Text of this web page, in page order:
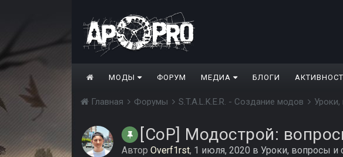
МОДЫ ФОРУМ МЕДИА БЛОГИ
Главная Форумы S.T.A.L.K.E.R. - Создание модов
[CoP] Модострой:
Автор Overf1rst, 1 июля, 2020 в Уроки, вопросы и